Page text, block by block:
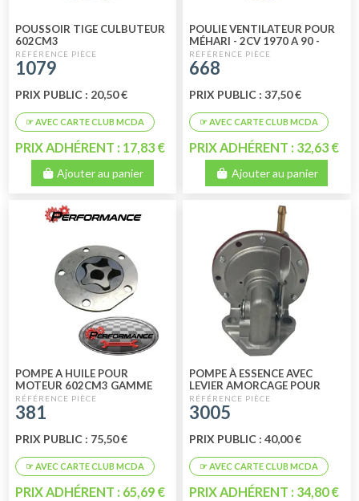
POUSSOIR TIGE CULBUTEUR
602CM3
1079
PRIX PUBLIC : 20,50 €
PRIX ADHÉRENT : 17,83 €
Ajouter au panier
POULIE VENTILATEUR POUR
MÉHARI - 2CV 1970 A 90 -
DYANE TOUS MODÈLES -
ACADIANE
668
PRIX PUBLIC : 37,50 €
PRIX ADHÉRENT : 32,63 €
Ajouter au panier
POMPE A HUILE POUR
MOTEUR 602CM3 GAMME
PERFORMANCE
381
PRIX PUBLIC : 75,50 €
PRIX ADHÉRENT : 65,69 €
POMPE À ESSENCE AVEC
LEVIER AMORCAGE POUR
MÉHARI - 2CV4 - 2CV6 -
DYANE 6 - ACADI
3005
PRIX PUBLIC : 40,00 €
PRIX ADHÉRENT : 34,80 €